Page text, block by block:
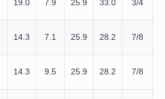
19.0 7.9 25.9 33.0 3/4
14.3 7.1 25.9 28.2 7/8
14.3 9.5 25.9 28.2 7/8